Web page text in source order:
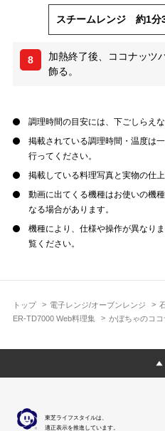
トップ 電子レンジ/オーブンレンジ
ER-TD7000 Web料理集
かぼちゃのコ
スチームレンジ 約1分
8
加熱終了後、ココナッツ
飾る。
調理時間の目安には、下ごしらえ
掲載されている調理時間・温度は
行ってください。
掲載している料理写真と実物の仕
動画に出てくる機種はお使いの機
なる場合があります。
機種により、仕様や操作が異なり
覧ください。
東芝ライフスタイルは、
適正表示を推進しています。